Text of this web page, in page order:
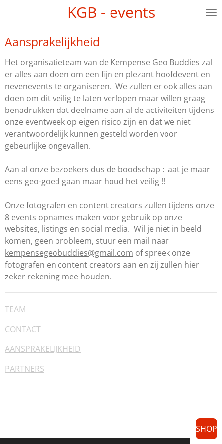
de
hoofdinhoud
KGB - events
Aansprakelijkheid
Het organisatieteam van de Kempense Geo Buddies zal
er alles aan doen om een fijn en plezant hoofdevent en
nevenevents te organiseren. We zullen er ook alles aan
doen om dit veilig te laten verlopen maar willen graag
benadrukken dat deelname aan al de activiteiten tijdens
onze eventweek op eigen risico zijn en dat we niet
verantwoordelijk kunnen gesteld worden voor
gebeurlijke ongevallen.
Aan al onze bezoekers dus de boodschap : laat je maar
eens geo-goed gaan maar houd het veilig !!
Onze fotografen en content creators zullen tijdens onze
8 events opnames maken voor gebruik op onze
websites, listings en social media. Wil je niet in beeld
komen, geen probleem, stuur een mail naar
kempensegeobuddies@gmail.com of spreek onze
fotografen en content creators aan en zij zullen hier
zeker rekening mee houden.
TEAM
CONTACT
AANSPRAKELIJKHEID
PARTNERS
SHOP